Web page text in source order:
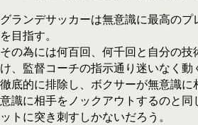
グランデサッカーは無意識に最高の
を目指す。
その為には何百回、何千回と自分の
け、監督コーチの指示通り迷いなく
徹底的に排除し、ボクサーが無意識
意識に相手をノックアウトするのと
ットに突き刺すしかないだろう。